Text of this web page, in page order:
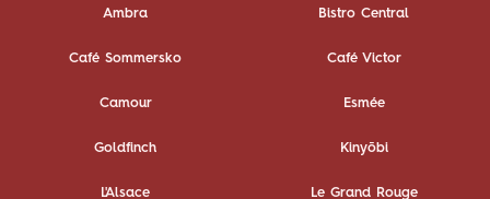
Ambra Bistro Central
Café Sommersko Café Victor
Camour Esmée
Goldfinch Kinyōbi
L'Alsace Le Grand Rouge